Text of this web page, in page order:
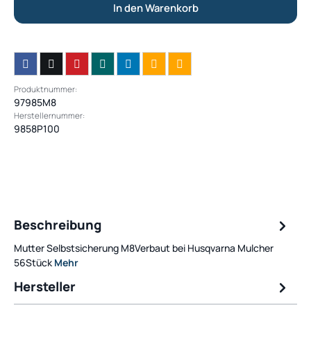
In den Warenkorb
Produktnummer:
97985M8
Herstellernummer:
9858P100
Beschreibung
Mutter Selbstsicherung M8Verbaut bei Husqvarna Mulcher
56Stück Mehr
Hersteller